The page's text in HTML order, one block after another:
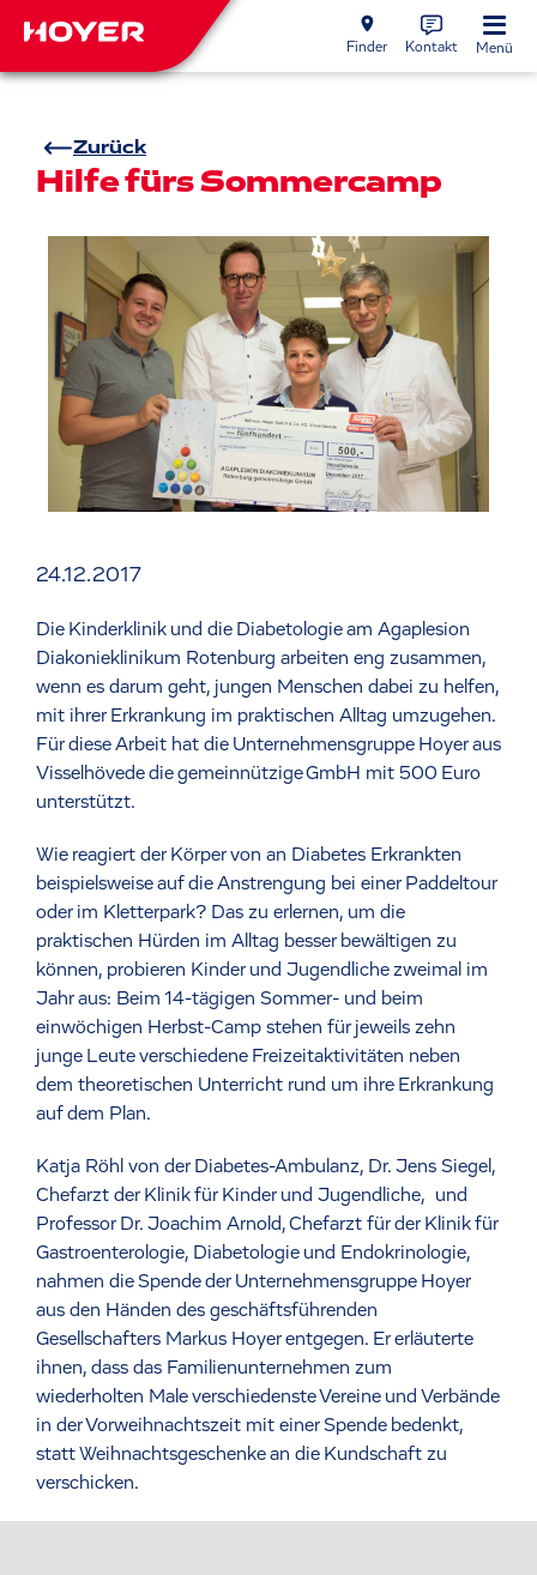
Finder Kontakt Menü
Zurück
Hilfe fürs Sommercamp
24.12.2017
Die Kinderklinik und die Diabetologie am Agaplesion
Diakonieklinikum Rotenburg arbeiten eng zusammen,
wenn es darum geht, jungen Menschen dabei zu helfen,
mit ihrer Erkrankung im praktischen Alltag umzugehen.
Für diese Arbeit hat die Unternehmensgruppe Hoyer aus
Visselhövede die gemeinnützige GmbH mit 500 Euro
unterstützt.
Wie reagiert der Körper von an Diabetes Erkrankten
beispielsweise auf die Anstrengung bei einer Paddeltour
oder im Kletterpark? Das zu erlernen, um die
praktischen Hürden im Alltag besser bewältigen zu
können, probieren Kinder und Jugendliche zweimal im
Jahr aus: Beim 14-tägigen Sommer- und beim
einwöchigen Herbst-Camp stehen für jeweils zehn
junge Leute verschiedene Freizeitaktivitäten neben
dem theoretischen Unterricht rund um ihre Erkrankung
auf dem Plan.
Katja Röhl von der Diabetes-Ambulanz, Dr. Jens Siegel,
Chefarzt der Klinik für Kinder und Jugendliche, und
Professor Dr. Joachim Arnold, Chefarzt für der Klinik für
Gastroenterologie, Diabetologie und Endokrinologie,
nahmen die Spende der Unternehmensgruppe Hoyer
aus den Händen des geschäftsführenden
Gesellschafters Markus Hoyer entgegen. Er erläuterte
ihnen, dass das Familienunternehmen zum
wiederholten Male verschiedenste Vereine und Verbände
in der Vorweihnachtszeit mit einer Spende bedenkt,
statt Weihnachtsgeschenke an die Kundschaft zu
verschicken.